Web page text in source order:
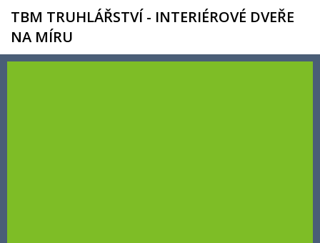
TBM TRUHLÁŘSTVÍ - INTERIÉROVÉ DVEŘE
NA MÍRU